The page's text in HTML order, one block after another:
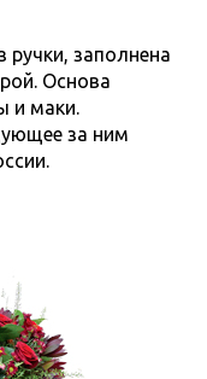
ручки, заполнена
Основа
и маки.
за ним